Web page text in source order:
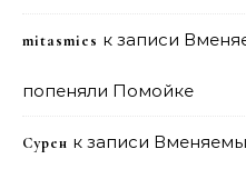
mitasmies к записи
попеняли Помойке
Сурен к записи